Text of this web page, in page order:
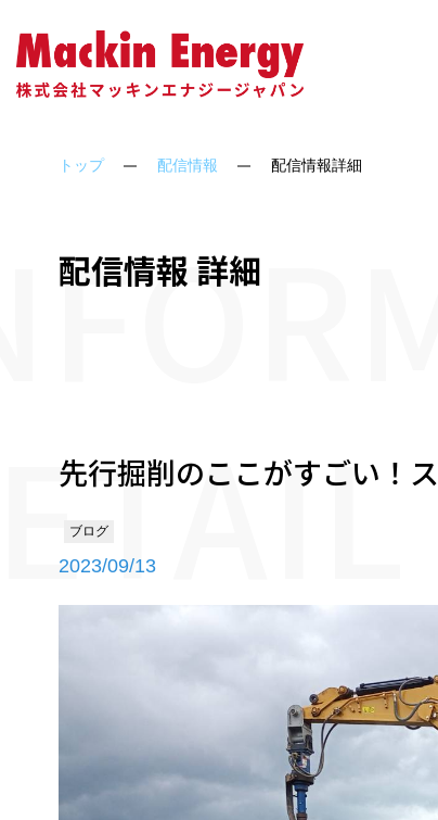
ソーラーシェアリン
会社概要 アクセス
トップ 配信情報 配信情報詳細
配信情報 詳細
先行掘削のここがすごい！
ブログ
2023/09/13